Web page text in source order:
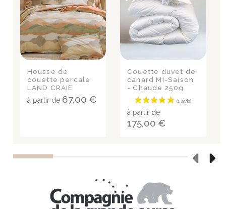
Housse de
couette percale
LAND CRAIE
à partir de 67,00 €
Couette duvet de
canard Mi-Saison
- Chaude 250g
à partir de
175,00 €